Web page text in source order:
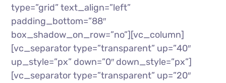
type=”grid” text_align=”left”
padding_bottom=”88″
box_shadow_on_row=”no”][vc_column]
[vc_separator type=”transparent” up=”40″
up_style=”px” down=”0″ down_style=”px”]
[vc_separator type=”transparent” up=”20″